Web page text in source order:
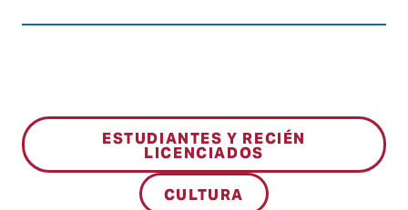
ESTUDIANTES Y RECIÉN
LICENCIADOS
CULTURA